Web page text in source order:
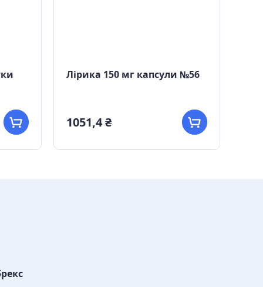
Лірика 150 мг капсули №56
1051,4 ₴